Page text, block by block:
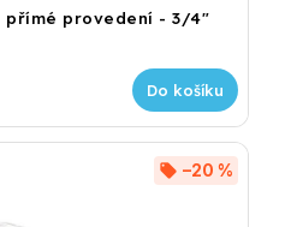
přímé provedení - 3/4"
Do košíku
–20 %